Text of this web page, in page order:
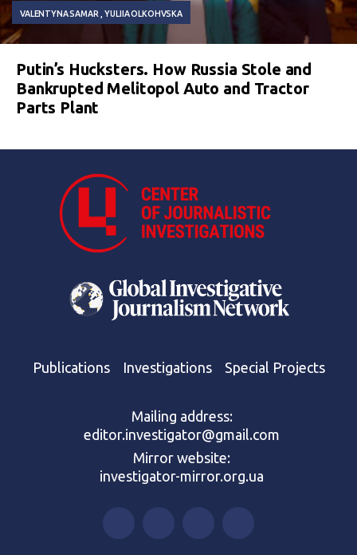
VALENTYNA SAMAR YULIIA OLKOHVSKA
Putin’s Hucksters. How Russia Stole and
Bankrupted Melitopol Auto and Tractor
Parts Plant
Publications Investigations Special Projects
Mailing address:
editor.investigator@gmail.com
Mirror website:
investigator-mirror.org.ua